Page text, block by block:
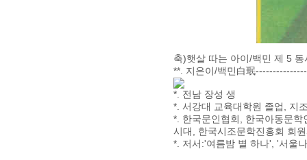
축)햇살 따는 아이/백민 제 5 동
**. 지은이/백민白珉
*. 전남 장성 생
*. 서강대 교육대학원 졸업, 지
*. 한국문인협회, 한국아동문
시대, 한국시조문학진흥회 회
*. 저서:'여름밤 별 하나', '서울